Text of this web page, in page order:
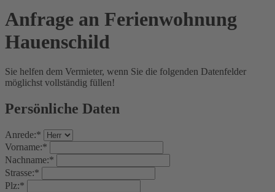
Anfrage an Ferienwohnung
Hauenschild
Sie helfen dem Vermieter, wenn Sie die folgenden Datenfelder
möglichst vollständig füllen!
Persönliche Daten
Anrede:*
Vorname:*
Nachname:*
Strasse:*
Plz:*